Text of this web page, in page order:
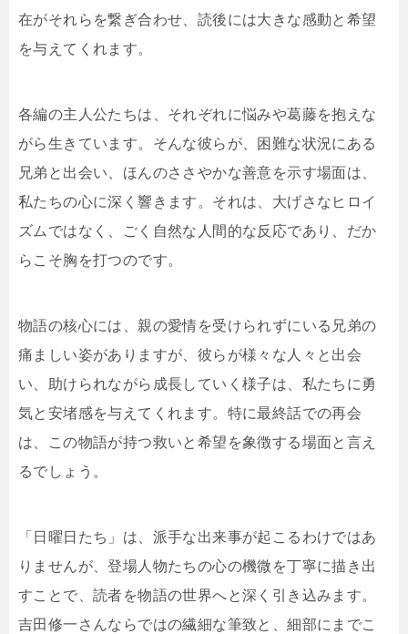
在がそれらを繋ぎ合わせ、読後には大きな感動と希望
を与えてくれます。
各編の主人公たちは、それぞれに悩みや葛藤を抱えな
がら生きています。そんな彼らが、困難な状況にある
兄弟と出会い、ほんのささやかな善意を示す場面は、
私たちの心に深く響きます。それは、大げさなヒロイ
ズムではなく、ごく自然な人間的な反応であり、だか
らこそ胸を打つのです。
物語の核心には、親の愛情を受けられずにいる兄弟の
痛ましい姿がありますが、彼らが様々な人々と出会
い、助けられながら成長していく様子は、私たちに勇
気と安堵感を与えてくれます。特に最終話での再会
は、この物語が持つ救いと希望を象徴する場面と言え
るでしょう。
「日曜日たち」は、派手な出来事が起こるわけではあ
りませんが、登場人物たちの心の機微を丁寧に描き出
すことで、読者を物語の世界へと深く引き込みます。
吉田修一さんならではの繊細な筆致と、細部にまでこ